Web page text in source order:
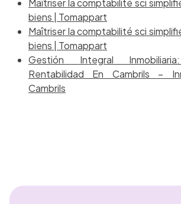
Maîtriser la comptabilité sci
biens | Tomappart
Maîtriser la comptabilité sci
biens | Tomappart
Gestión Integral
Rentabilidad En Cambrils –
Cambrils